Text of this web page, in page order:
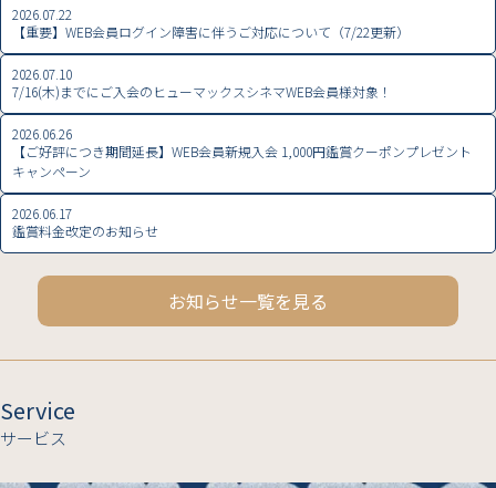
2026.07.10
7/16(木)までにご入会のヒューマックスシネマWEB会員様対象！
2026.06.26
【ご好評につき期間延長】WEB会員新規入会 1,000円鑑賞クーポンプレゼント
キャンペーン
2026.06.17
鑑賞料金改定のお知らせ
お知らせ一覧を見る
Service